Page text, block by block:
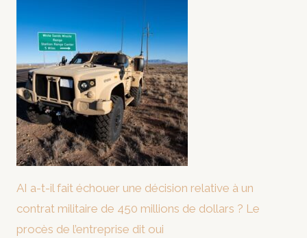
AI a-t-il fait échouer une décision relative à un
contrat militaire de 450 millions de dollars ? Le
procès de l’entreprise dit oui